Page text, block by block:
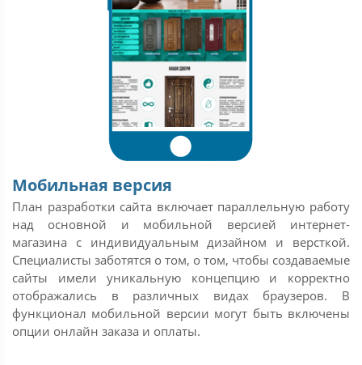
Мобильная версия
План разработки сайта включает параллельную работу
над основной и мобильной версией интернет-
магазина с индивидуальным дизайном и версткой.
Специалисты заботятся о том, о том, чтобы создаваемые
сайты имели уникальную концепцию и корректно
отображались в различных видах браузеров. В
функционал мобильной версии могут быть включены
опции онлайн заказа и оплаты.